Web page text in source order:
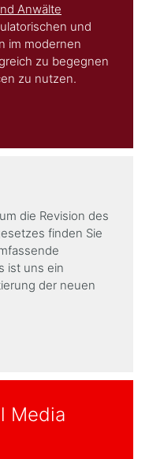
Anwälte
und
im modernen
zu begegnen
zu nutzen.
die Revision des
finden Sie
ist uns ein
der neuen
Media